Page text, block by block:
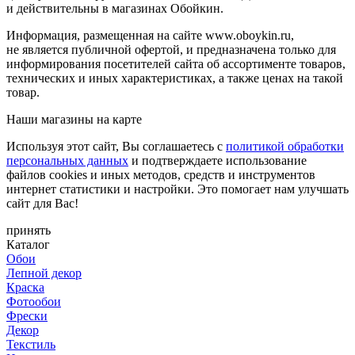
и действительны в магазинах Обойкин.
Информация, размещенная на сайте www.oboykin.ru,
не является публичной офертой, и предназначена только для
информирования посетителей сайта об ассортименте товаров,
технических и иных характеристиках, а также ценах на такой
товар.
Наши магазины на карте
Используя этот сайт, Вы соглашаетесь с политикой обработки
персональных данных и подтверждаете использование
файлов cookies и иных методов, средств и инструментов
интернет статистики и настройки. Это помогает нам улучшать
сайт для Вас!
принять
Каталог
Обои
Лепной декор
Краска
Фотообои
Фрески
Декор
Текстиль